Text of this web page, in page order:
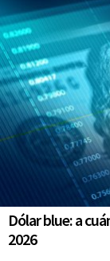
Dólar blue: a
2026